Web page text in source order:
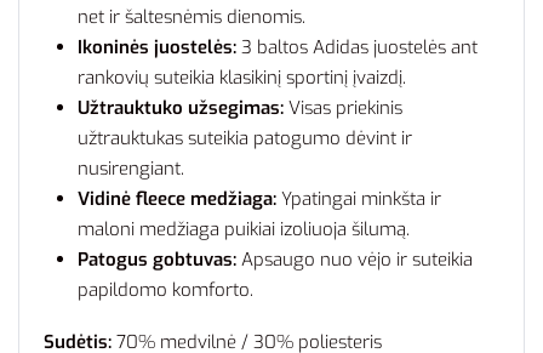
net ir šaltesnėmis dienomis.
Ikoninės juostelės: 3 baltos Adidas juostelės ant
rankovių suteikia klasikinį sportinį įvaizdį.
Užtrauktuko užsegimas: Visas priekinis
užtrauktukas suteikia patogumo dėvint ir
nusirengiant.
Vidinė fleece medžiaga: Ypatingai minkšta ir
maloni medžiaga puikiai izoliuoja šilumą.
Patogus gobtuvas: Apsaugo nuo vėjo ir suteikia
papildomo komforto.
Sudėtis: 70% medvilnė / 30% poliesteris